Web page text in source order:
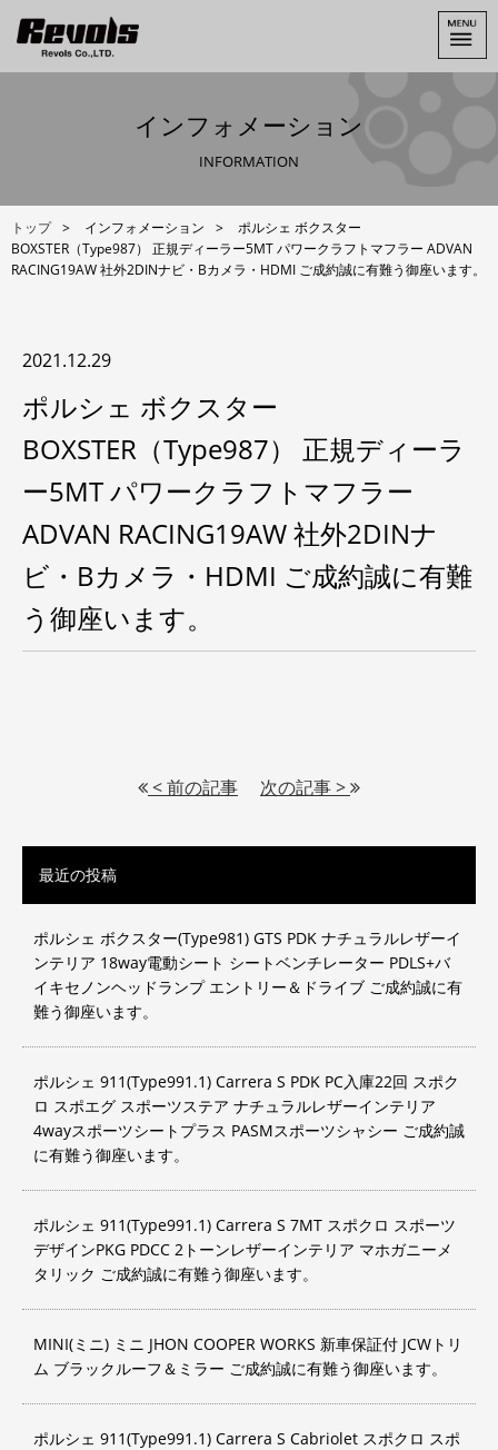
インフォメーション
INFORMATION
トップ インフォメーション
ポルシェ ボクスター
BOXSTER（Type987） 正規ディーラー5MT パワークラフトマフラー ADVAN
RACING19AW 社外2DINナビ・Bカメラ・HDMI ご成約誠に有難う御座います。
2021.12.29
ポルシェ ボクスター
BOXSTER（Type987） 正規ディーラ
ー5MT パワークラフトマフラー
ADVAN RACING19AW 社外2DINナ
ビ・Bカメラ・HDMI ご成約誠に有難
う御座います。
< 前の記事 次の記事 >
最近の投稿
ポルシェ ボクスター(Type981) GTS PDK ナチュラルレザーイ
ンテリア 18way電動シート シートベンチレーター PDLS+バ
イキセノンヘッドランプ エントリー＆ドライブ ご成約誠に有
難う御座います。
ポルシェ 911(Type991.1) Carrera S PDK PC入庫22回 スポク
ロ スポエグ スポーツステア ナチュラルレザーインテリア
4wayスポーツシートプラス PASMスポーツシャシー ご成約誠
に有難う御座います。
ポルシェ 911(Type991.1) Carrera S 7MT スポクロ スポーツ
デザインPKG PDCC 2トーンレザーインテリア マホガニーメ
タリック ご成約誠に有難う御座います。
MINI(ミニ) ミニ JHON COOPER WORKS 新車保証付 JCWトリ
ム ブラックルーフ＆ミラー ご成約誠に有難う御座います。
ポルシェ 911(Type991.1) Carrera S Cabriolet スポクロ スポ